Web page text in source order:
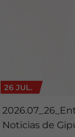
26 JUL.
Noticias de